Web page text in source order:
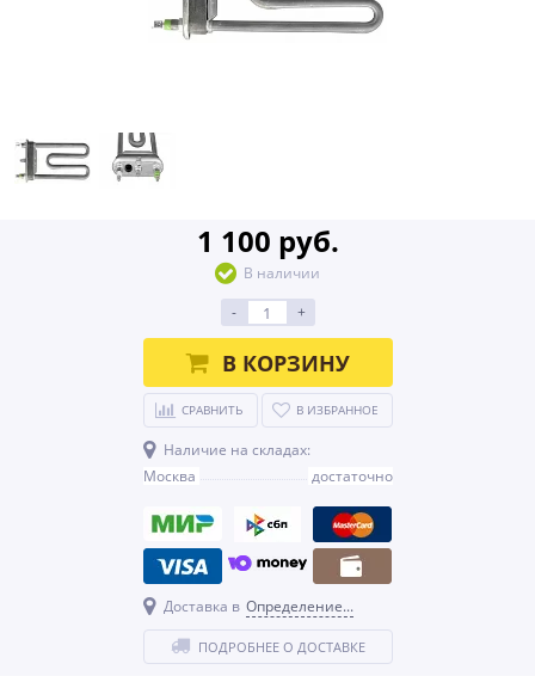
1 100 руб.
В наличии
-
+
В КОРЗИНУ
СРАВНИТЬ В ИЗБРАННОЕ
Наличие на складах:
Москва
достаточно
Доставка в Определение...
ПОДРОБНЕЕ О ДОСТАВКЕ